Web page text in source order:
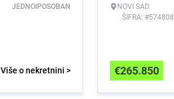
JEDNOIPOSOBAN
Više o nekretnini >
NOVI SAD
ŠIFRA: #574808
€265.850